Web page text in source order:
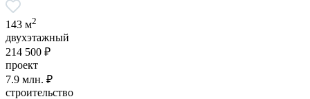
143 м2
двухэтажный
214 500 ₽
проект
7.9 млн. ₽
строительство